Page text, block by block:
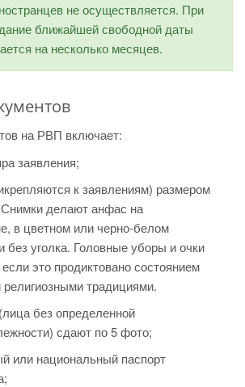
не осуществляется. При
ближайшей свободной даты
на несколько месяцев.
на РВП включает:
заявления;
к заявлениям) размером
делают анфас на
в цветном или черно-белом
без уголка. Головные уборы и очки
это продиктовано состоянием
религиозными традициями.
без определенной
сдают по 5 фото;
или национальный паспорт